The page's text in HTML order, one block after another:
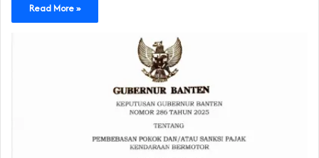
Read More »